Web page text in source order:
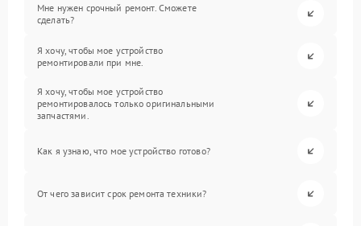
Мне нужен срочный ремонт. Сможете
сделать?
Я хочу, чтобы мое устройство
ремонтировали при мне.
Я хочу, чтобы мое устройство
ремонтировалось только оригинальными
запчастями.
Как я узнаю, что мое устройство готово?
От чего зависит срок ремонта техники?